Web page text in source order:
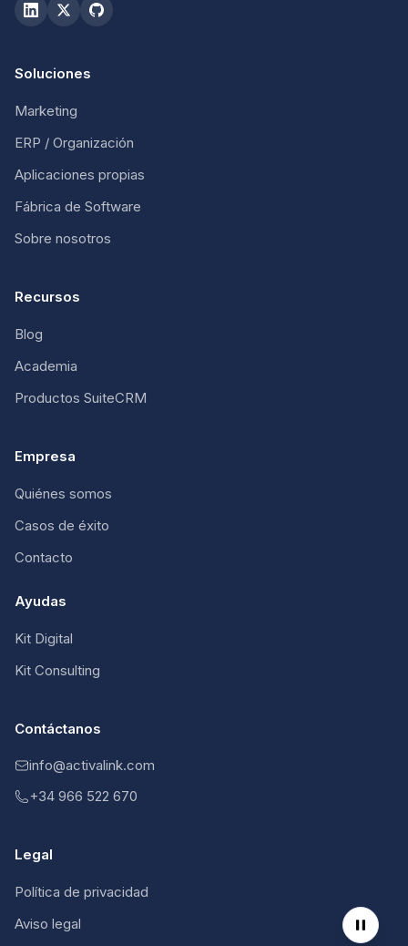
Soluciones
Marketing
ERP / Organización
Aplicaciones propias
Fábrica de Software
Sobre nosotros
Recursos
Blog
Academia
Productos SuiteCRM
Empresa
Quiénes somos
Casos de éxito
Contacto
Ayudas
Kit Digital
Kit Consulting
Contáctanos
info@activalink.com
+34 966 522 670
Legal
Política de privacidad
Aviso legal